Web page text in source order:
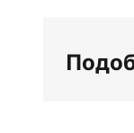
галерия